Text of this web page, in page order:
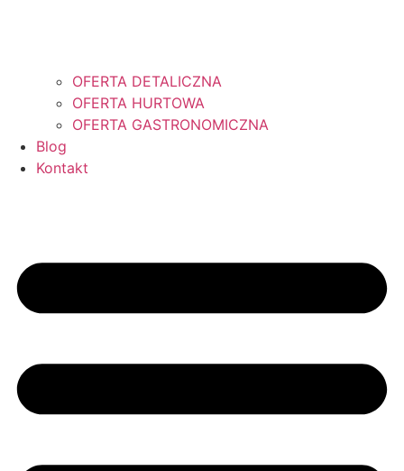
OFERTA DETALICZNA
OFERTA HURTOWA
OFERTA GASTRONOMICZNA
Blog
Kontakt